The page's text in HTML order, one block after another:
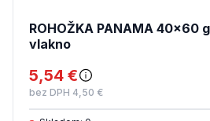
ROHOŽKA PANAMA 40x60
vlakno
5,54 €
bez DPH 4,50 €